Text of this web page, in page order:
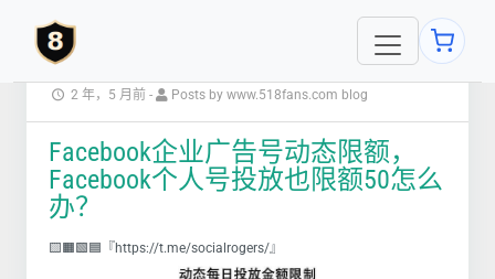
2 年，5 月前 - Posts by www.518fans.com blog
Facebook企业广告号动态限额，
Facebook个人号投放也限额50怎么
办？
🟨🟧🟩🟦『https://t.me/socialrogers/』